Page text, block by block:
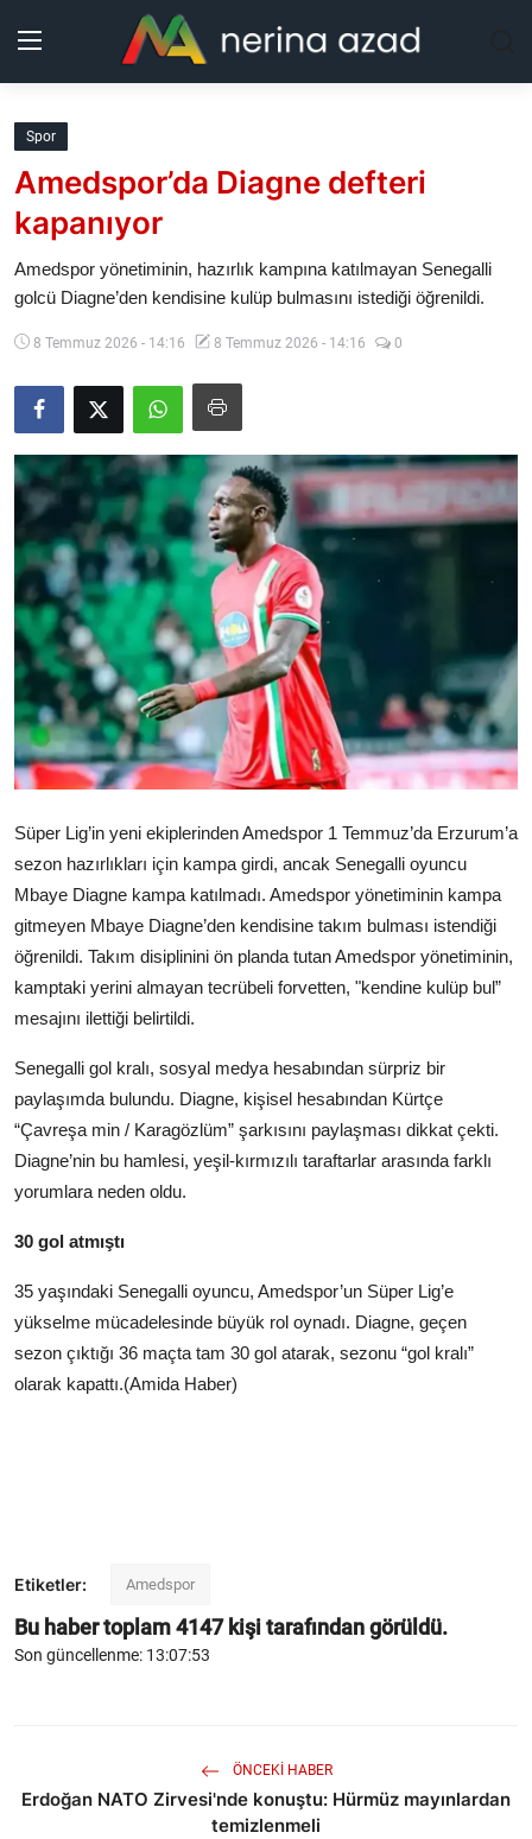
Kurdistan
Bölgeler
Güncel
Makaleler
Galeri
Video
Yazarlar
Arşiv
İletişim
Türkçe Kurdi
Spor
Amedspor’da Diagne defteri
kapanıyor
Amedspor yönetiminin, hazırlık kampına katılmayan Senegalli
golcü Diagne’den kendisine kulüp bulmasını istediği öğrenildi.
8 Temmuz 2026 - 14:16 8 Temmuz 2026 - 14:16 0
Süper Lig’in yeni ekiplerinden Amedspor 1 Temmuz’da Erzurum’a
sezon hazırlıkları için kampa girdi, ancak Senegalli oyuncu
Mbaye Diagne kampa katılmadı. Amedspor yönetiminin kampa
gitmeyen Mbaye Diagne’den kendisine takım bulması istendiği
öğrenildi. Takım disiplinini ön planda tutan Amedspor yönetiminin,
kamptaki yerini almayan tecrübeli forvetten, "kendine kulüp bul”
mesajını ilettiği belirtildi.
Senegalli gol kralı, sosyal medya hesabından sürpriz bir
paylaşımda bulundu. Diagne, kişisel hesabından Kürtçe
“Çavreşa min / Karagözlüm” şarkısını paylaşması dikkat çekti.
Diagne’nin bu hamlesi, yeşil-kırmızılı taraftarlar arasında farklı
yorumlara neden oldu.
30 gol atmıştı
35 yaşındaki Senegalli oyuncu, Amedspor’un Süper Lig’e
yükselme mücadelesinde büyük rol oynadı. Diagne, geçen
sezon çıktığı 36 maçta tam 30 gol atarak, sezonu “gol kralı”
olarak kapattı.(Amida Haber)
Etiketler: Amedspor
Bu haber toplam4147kişi tarafından görüldü.
Son güncellenme: 13:07:53
ÖNCEKI HABER
Erdoğan NATO Zirvesi'nde konuştu: Hürmüz mayınlardan
temizlenmeli